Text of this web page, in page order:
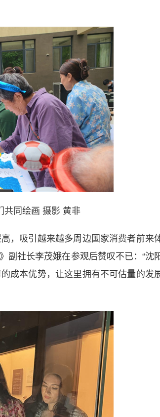
共同绘画 摄影 黄非
吸引越来越多周边国家消费者前来
副社长李茂娥在参观后赞叹不已：“沈
成本优势，让这里拥有不可估量的发